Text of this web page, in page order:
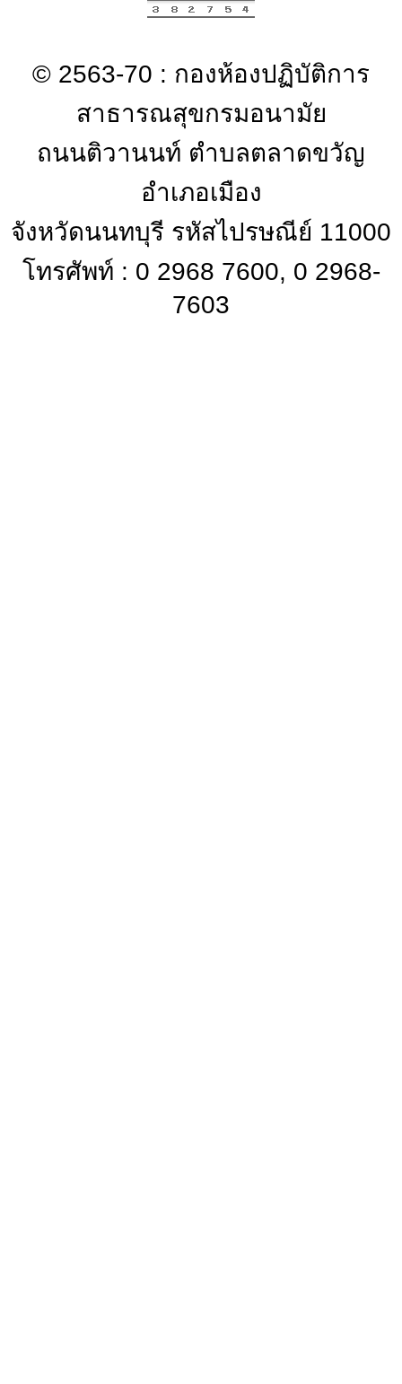
© 2563-70 : กองห้องปฏิบัติการ
สาธารณสุขกรมอนามัย
ถนนติวานนท์ ตำบลตลาดขวัญ
อำเภอเมือง
จังหวัดนนทบุรี รหัสไปรษณีย์ 11000
โทรศัพท์ : 0 2968 7600, 0 2968-
7603